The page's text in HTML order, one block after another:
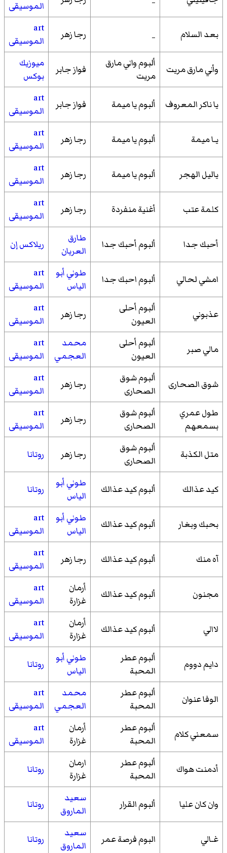
الموسيقى
بعد السلام _ رجا زهر
art
الموسيقى
وأني مارق مريت
ألبوم واني مارق
مريت
فواز جابر
ميوزيك
بوكس
يا ناكر المعروف ألبوم يا ميمة فواز جابر
art
الموسيقى
يـا ميمة ألبوم يا ميمة رجا زهر
art
الموسيقى
ياليل الهجر ألبوم يا ميمة رجا زهر
art
الموسيقى
كلمة عتب أغنية منفردة رجا زهر
art
الموسيقى
أحبك جدا ألبوم أحبك جدا
طارق
العريان
ريلاكس إن
امشي لحالي ألبوم احبك جدا
طوني أبو
الياس
art
الموسيقى
عذبوني
ألبوم أحلى
العيون
رجا زهر
art
الموسيقى
مالي صبر
ألبوم أحلى
العيون
محمد
العجمي
art
الموسيقى
شوق الصحارى
ألبوم شوق
الصحارى
رجا زهر
art
الموسيقى
طول عمري
بسمعهم
ألبوم شوق
الصحارى
رجا زهر
art
الموسيقى
متل الكذبة
ألبوم شوق
الصحارى
رجا زهر روتانا
كيد عذالك ألبوم كيد عذالك
طوني أبو
الياس
روتانا
بحبك وبغار ألبوم كيد عذالك
طوني أبو
الياس
art
الموسيقى
آه منك ألبوم كيد عذالك رجا زهر
art
الموسيقى
مجنون ألبوم كيد عذالك
أرمان
غزارة
art
الموسيقى
لاالي ألبوم كيد عذالك
أرمان
غزارة
art
الموسيقى
دايم دووم
ألبوم عطر
المحبة
طوني أبو
الياس
روتانا
الوفا عنوان
ألبوم عطر
المحبة
محمد
العجمي
art
الموسيقى
سمعني كلام
ألبوم عطر
المحبة
أرمان
غزارة
art
الموسيقى
أدمنت هواك
ألبوم عطر
المحبة
ارمان
غزارة
روتانا
وان كان عليا ألبوم القرار
سعيد
الماروق
روتانا
غـالي البوم فرصة عمر
سعيد
الماروق
روتانا